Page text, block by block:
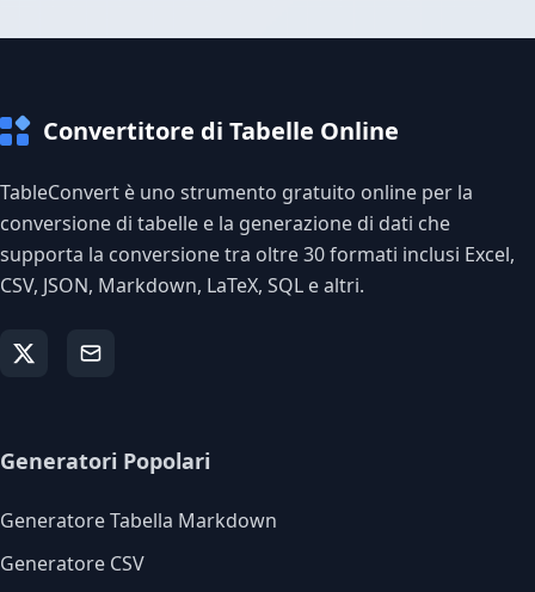
Convertitore di Tabelle Online
TableConvert è uno strumento gratuito online per la
conversione di tabelle e la generazione di dati che
supporta la conversione tra oltre 30 formati inclusi Excel,
CSV, JSON, Markdown, LaTeX, SQL e altri.
Generatori Popolari
Generatore Tabella Markdown
Generatore CSV